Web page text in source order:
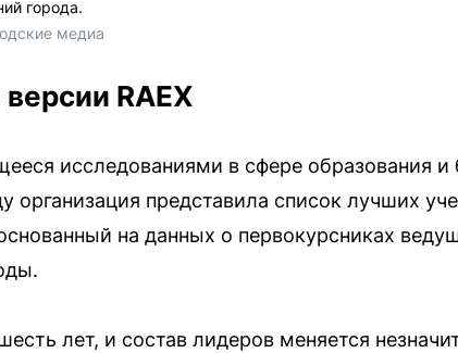
города.
медиа
RAEX
исследованиями в сфере образования и
организация представила список лучших
на данных о первокурсниках
лет, и состав лидеров меняется